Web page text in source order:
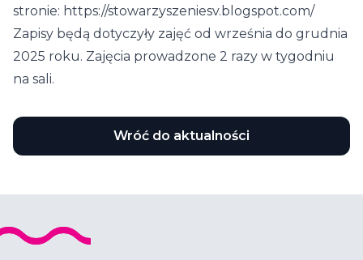
stronie: https://stowarzyszeniesv.blogspot.com/
Zapisy będą dotyczyły zajęć od września do grudnia
2025 roku. Zajęcia prowadzone 2 razy w tygodniu
na sali.
Wróć do aktualności